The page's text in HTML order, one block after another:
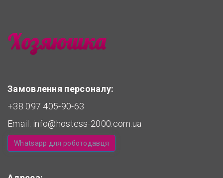
Замовлення персоналу:
+38 097 405-90-63
Email: info@hostess-2000.com.ua
Whatsapp для роботодавця